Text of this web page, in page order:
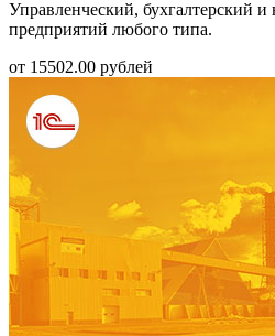
Управленческий, бухгалтерский и
предприятий любого типа.
от 15502.00 рублей